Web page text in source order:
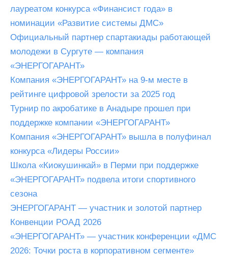
лауреатом конкурса «Финансист года» в
номинации «Развитие системы ДМС»
Официальный партнер спартакиады работающей
молодежи в Сургуте — компания
«ЭНЕРГОГАРАНТ»
Компания «ЭНЕРГОГАРАНТ» на 9-м месте в
рейтинге цифровой зрелости за 2025 год
Турнир по акробатике в Анадыре прошел при
поддержке компании «ЭНЕРГОГАРАНТ»
Компания «ЭНЕРГОГАРАНТ» вышла в полуфинал
конкурса «Лидеры России»
Школа «Киокушинкай» в Перми при поддержке
«ЭНЕРГОГАРАНТ» подвела итоги спортивного
сезона
ЭНЕРГОГАРАНТ — участник и золотой партнер
Конвенции РОАД 2026
«ЭНЕРГОГАРАНТ» — участник конференции «ДМС
2026: Точки роста в корпоративном сегменте»